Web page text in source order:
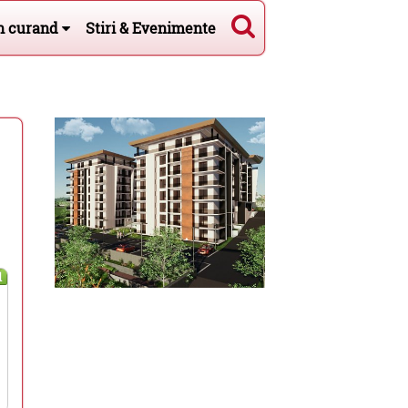
curand Stiri & Evenimente